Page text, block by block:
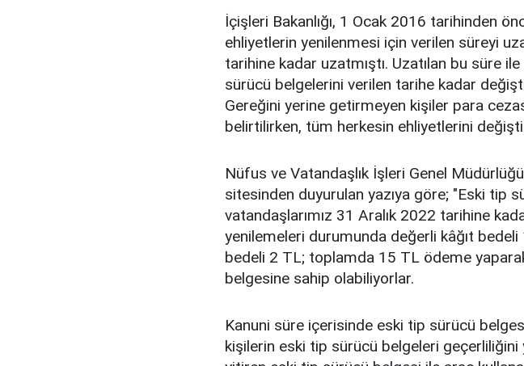
İçişleri Bakanlığı, 1 Ocak 2016 tarihinden
ehliyetlerin yenilenmesi için verilen süreyi
tarihine kadar uzatmıştı. Uzatılan bu süre
sürücü belgelerini verilen tarihe kadar
Gereğini yerine getirmeyen kişiler para
belirtilirken, tüm herkesin ehliyetlerini
Nüfus ve Vatandaşlık İşleri Genel
sitesinden duyurulan yazıya göre; "Eski tip
vatandaşlarımız 31 Aralık 2022 tarihine
yenilemeleri durumunda değerli kâğıt bedeli
bedeli 2 TL; toplamda 15 TL ödeme
belgesine sahip olabiliyorlar.
Kanuni süre içerisinde eski tip sürücü
kişilerin eski tip sürücü belgeleri geçerliliğini